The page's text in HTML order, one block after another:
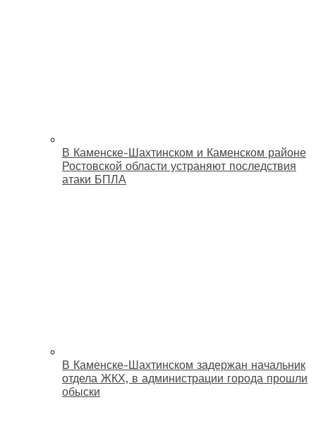
В Каменске-Шахтинском и Каменском районе
Ростовской области устраняют последствия
атаки БПЛА
В Каменске-Шахтинском задержан начальник
отдела ЖКХ, в администрации города прошли
обыски